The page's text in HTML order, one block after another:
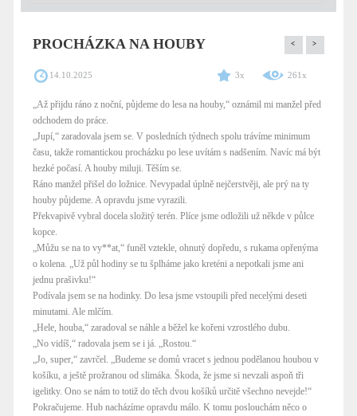
PROCHÁZKA NA HOUBY < >
14.10.2025 3x 261x
„Až přijdu ráno z noční, půjdeme do lesa na houby,“ oznámil mi manžel před
odchodem do práce.
„Jupí,“ zaradovala jsem se. V posledních týdnech spolu trávíme minimum
času, takže romantickou procházku po lese uvítám s nadšením. Navíc má být
hezké počasí. A houby miluji. Těším se.
Ráno manžel přišel do ložnice. Nevypadal úplně nejčerstvěji, ale prý na ty
houby půjdeme. A opravdu jsme vyrazili.
Překvapivě vybral docela složitý terén. Plíce jsme odložili už někde v půlce
kopce.
„Můžu se na to vy**at,“ funěl vztekle, ohnutý dopředu, s rukama opřenýma
o kolena. „Už půl hodiny se tu šplháme jako kreténi a nepotkali jsme ani
jednu prašivku!“
Podívala jsem se na hodinky. Do lesa jsme vstoupili před necelými deseti
minutami. Ale mlčím.
„Hele, houba,“ zaradoval se náhle a běžel ke kořeni vzrostlého dubu.
„No vidíš,“ radovala jsem se i já. „Rostou.“
„Jo, super,“ zavrčel. „Budeme se domů vracet s jednou podělanou houbou v
košíku, a ještě prožranou od slimáka. Škoda, že jsme si nevzali aspoň tři
igelitky. Ono se nám to totiž do těch dvou košíků určitě všechno nevejde!“
Pokračujeme. Hub nacházíme opravdu málo. K tomu poslouchám něco o